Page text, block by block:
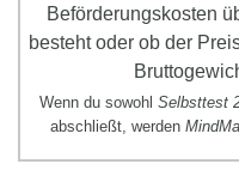
Beförderungskosten
besteht oder ob der
Wenn du sowohl Selbsttest
abschließt, werden